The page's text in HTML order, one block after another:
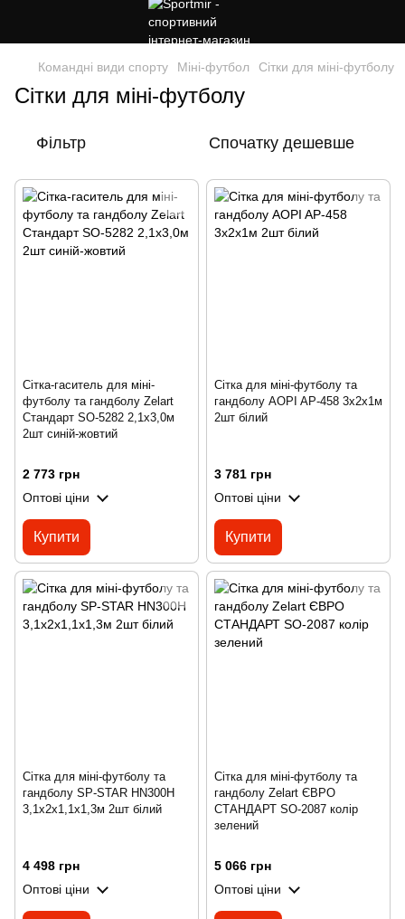
Командні види спорту Міні-футбол Сітки для міні-футболу
Сітки для міні-футболу
Фільтр Спочатку дешевше
Сітка-гаситель для міні-
футболу та гандболу Zelart
Стандарт SO-5282 2,1x3,0м
2шт синій-жовтий
2 773 грн
Оптові ціни
Купити
Сітка для міні-футболу та
гандболу AOPI AP-458 3x2x1м
2шт білий
3 781 грн
Оптові ціни
Купити
Сітка для міні-футболу та
гандболу SP-STAR HN300H
3,1x2x1,1x1,3м 2шт білий
4 498 грн
Оптові ціни
Сітка для міні-футболу та
гандболу Zelart ЄВРО
СТАНДАРТ SO-2087 колір
зелений
5 066 грн
Оптові ціни